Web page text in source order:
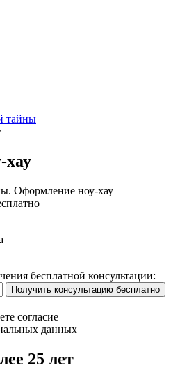
тайны
хау
Оформление ноу-хау
бесплатной консультации:
Получить консультацию бесплатно
согласие
данных
25 лет